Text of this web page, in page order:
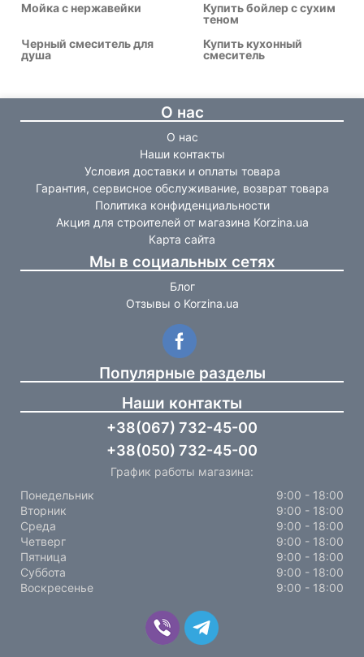
Мойка с нержавейки
Купить бойлер с сухим
теном
Черный смеситель для
душа
Купить кухонный
смеситель
О нас
О нас
Наши контакты
Условия доставки и оплаты товара
Гарантия, сервисное обслуживание, возврат товара
Политика конфиденциальности
Акция для строителей от магазина Korzina.ua
Карта сайта
Мы в социальных сетях
Блог
Отзывы о Korzina.ua
Популярные разделы
Наши контакты
+38(067) 732-45-00
+38(050) 732-45-00
График работы магазина:
Понедельник
9:00 - 18:00
Вторник
9:00 - 18:00
Среда
9:00 - 18:00
Четверг
9:00 - 18:00
Пятница
9:00 - 18:00
Суббота
9:00 - 18:00
Воскресенье
9:00 - 18:00